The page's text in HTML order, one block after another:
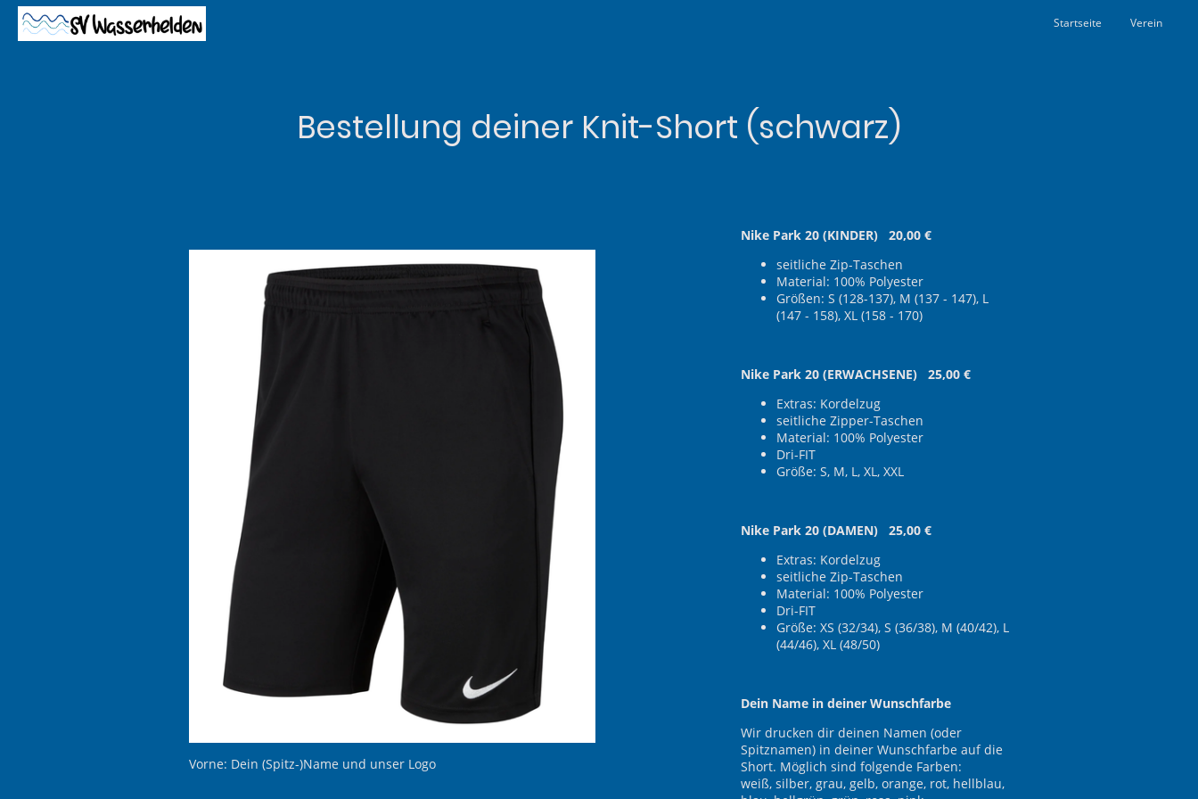
Startseite Verein
Bestellung deiner Knit-Short (schwarz)
Vorne: Dein (Spitz-)Name und unser Logo
Nike Park 20 (KINDER) 20,00 €
seitliche Zip-Taschen
Material: 100% Polyester
Größen: S (128-137), M (137 - 147), L
(147 - 158), XL (158 - 170)
Nike Park 20 (ERWACHSENE) 25,00 €
Extras: Kordelzug
seitliche Zipper-Taschen
Material: 100% Polyester
Dri-FIT
Größe: S, M, L, XL, XXL
Nike Park 20 (DAMEN) 25,00 €
Extras: Kordelzug
seitliche Zip-Taschen
Material: 100% Polyester
Dri-FIT
Größe: XS (32/34), S (36/38), M (40/42), L
(44/46), XL (48/50)
Dein Name in deiner Wunschfarbe
Wir drucken dir deinen Namen (oder
Spitznamen) in deiner Wunschfarbe auf die
Short. Möglich sind folgende Farben:
weiß, silber, grau, gelb, orange, rot, hellblau,